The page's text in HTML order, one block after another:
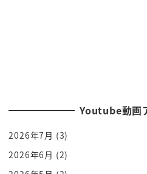
それが民主主義の政治なん
与党と野党で国会でバチバ
主義でしょっていう風に思い
ね ですがこれ後にですね
Youtube動画
2026年7月 (3)
2026年6月 (2)